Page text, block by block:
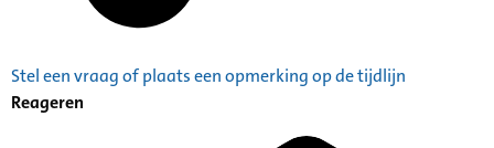
Stel een vraag of plaats een opmerking op de tijdlijn
Reageren